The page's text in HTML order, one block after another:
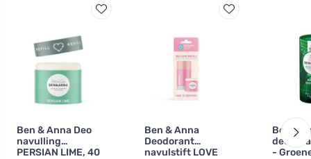
Ben & Anna Deo
navulling
PERSIAN LIME, 40
Ben & Anna
Deodorant
navulstift LOVE
Ben &
-